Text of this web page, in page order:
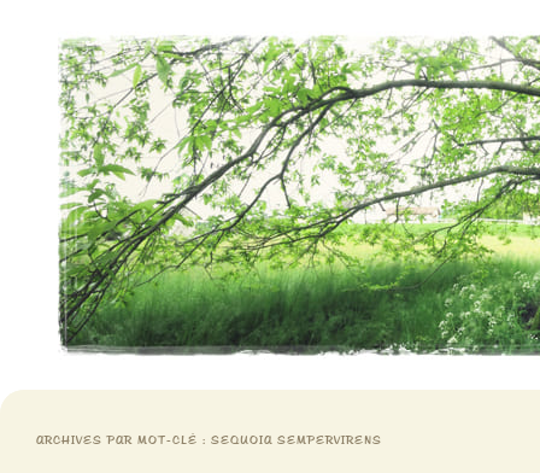
Meristemes
ARCHIVES PAR MOT-CLÉ : SEQUOIA SEMPERVIRENS